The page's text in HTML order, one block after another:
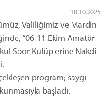
10.10.2025
Valiliğimiz ve Mardin
“06-11 Ekim Amatör
Spor Kulüplerine Nakdi
program; saygı
başladı.